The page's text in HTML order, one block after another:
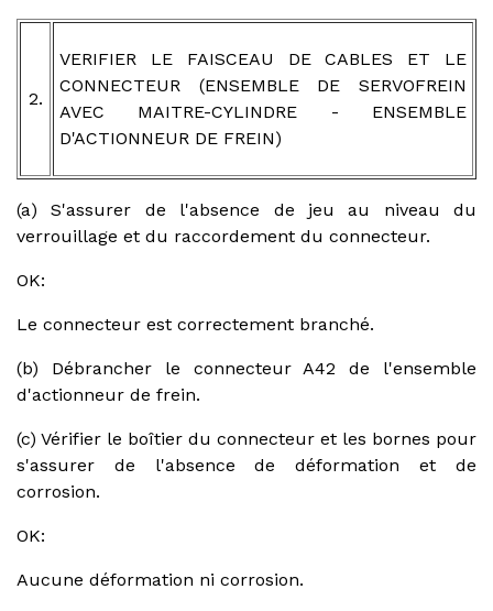
2.
VERIFIER LE FAISCEAU DE CABLES ET LE
CONNECTEUR (ENSEMBLE DE SERVOFREIN
AVEC MAITRE-CYLINDRE - ENSEMBLE
D'ACTIONNEUR DE FREIN)
(a) S'assurer de l'absence de jeu au niveau du
verrouillage et du raccordement du connecteur.
OK:
Le connecteur est correctement branché.
(b) Débrancher le connecteur A42 de l'ensemble
d'actionneur de frein.
(c) Vérifier le boîtier du connecteur et les bornes pour
s'assurer de l'absence de déformation et de
corrosion.
OK:
Aucune déformation ni corrosion.